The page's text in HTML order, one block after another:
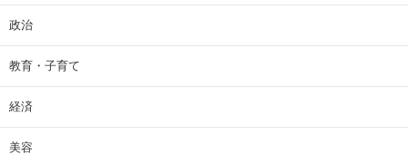
政治
教育・子育て
経済
美容